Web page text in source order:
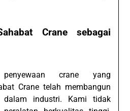
Crane sebagai
crane yang
Crane telah membangun
industri. Kami tidak